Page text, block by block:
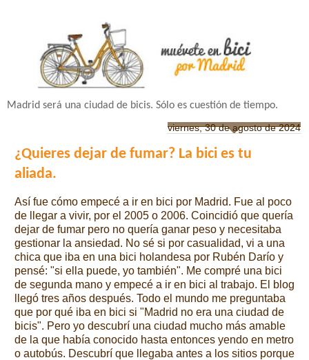
Madrid será una ciudad de bicis. Sólo es cuestión de tiempo.
viernes, 30 de agosto de 2024
¿Quieres dejar de fumar? La bici es tu
aliada.
Así fue cómo empecé a ir en bici por Madrid. Fue al poco
de llegar a vivir, por el 2005 o 2006. Coincidió que quería
dejar de fumar pero no quería ganar peso y necesitaba
gestionar la ansiedad. No sé si por casualidad, vi a una
chica que iba en una bici holandesa por Rubén Darío y
pensé: "si ella puede, yo también". Me compré una bici
de segunda mano y empecé a ir en bici al trabajo. El blog
llegó tres años después. Todo el mundo me preguntaba
que por qué iba en bici si "Madrid no era una ciudad de
bicis". Pero yo descubrí una ciudad mucho más amable
de la que había conocido hasta entonces yendo en metro
o autobús. Descubrí que llegaba antes a los sitios porque